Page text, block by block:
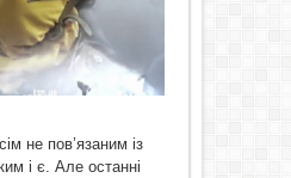
не пов’язаним із
і є. Але останні